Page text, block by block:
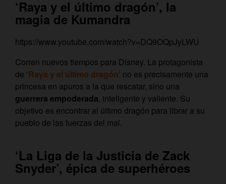
‘Raya y el último dragón’, la
magia de Kumandra
https://www.youtube.com/watch?v=DQ9OQpJyLWU
Corren nuevos tiempos para Disney. La protagonista
de ‘Raya y el último dragón’ no es precisamente una
princesa en apuros a la que rescatar, sino una
guerrera empoderada, inteligente y valiente. Su
objetivo es encontrar al último dragón para librar a su
pueblo de las fuerzas del mal.
‘La Liga de la Justicia de Zack
Snyder’, épica de superhéroes